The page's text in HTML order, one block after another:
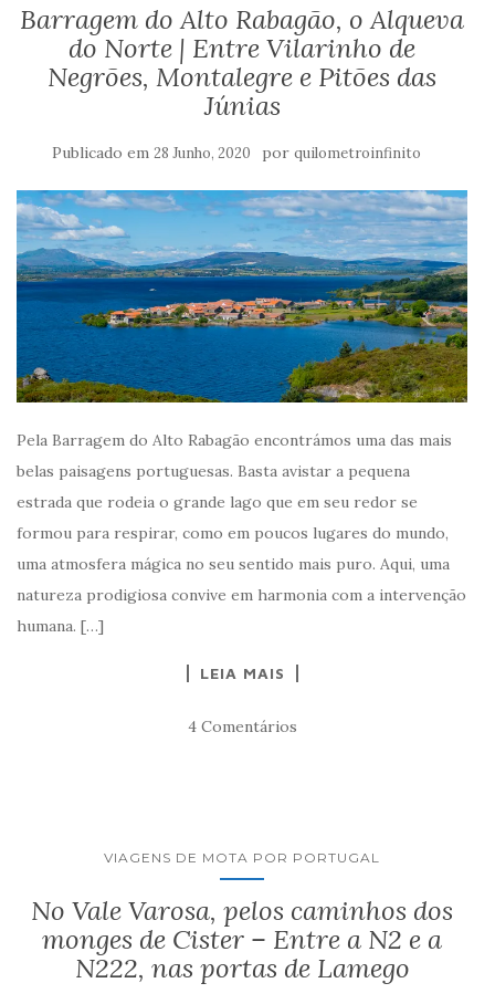
Barragem do Alto Rabagão, o Alqueva
do Norte | Entre Vilarinho de
Negrões, Montalegre e Pitões das
Júnias
Publicado em 28 Junho, 2020 por quilometroinfinito
Pela Barragem do Alto Rabagão encontrámos uma das mais
belas paisagens portuguesas. Basta avistar a pequena
estrada que rodeia o grande lago que em seu redor se
formou para respirar, como em poucos lugares do mundo,
uma atmosfera mágica no seu sentido mais puro. Aqui, uma
natureza prodigiosa convive em harmonia com a intervenção
humana. […]
LEIA MAIS
4 Comentários
VIAGENS DE MOTA POR PORTUGAL
No Vale Varosa, pelos caminhos dos
monges de Cister – Entre a N2 e a
N222, nas portas de Lamego